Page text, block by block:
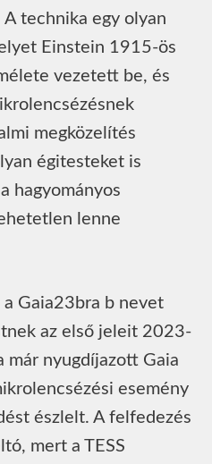
technika egy olyan
Einstein 1915-ös
vezetett be, és
megközelítés
égitesteket is
hagyományos
lenne
Gaia23bra b nevet
az első jeleit 2023-
már nyugdíjazott Gaia
esemény
észlelt. A felfedezés
mert a TESS